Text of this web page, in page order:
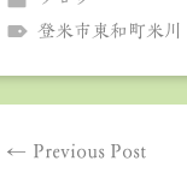
登米市東和町米川
Previous Post